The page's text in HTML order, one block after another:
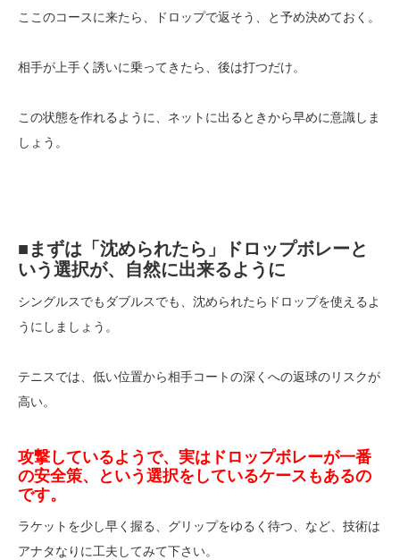
ここのコースに来たら、ドロップで返そう、と予め決めておく。
相手が上手く誘いに乗ってきたら、後は打つだけ。
この状態を作れるように、ネットに出るときから早めに意識しま
しょう。
■まずは「沈められたら」ドロップボレーと
いう選択が、自然に出来るように
シングルスでもダブルスでも、沈められたらドロップを使えるよ
うにしましょう。
テニスでは、低い位置から相手コートの深くへの返球のリスクが
高い。
攻撃しているようで、実はドロップボレーが一番
の安全策、という選択をしているケースもあるの
です。
ラケットを少し早く握る、グリップをゆるく待つ、など、技術は
アナタなりに工夫してみて下さい。